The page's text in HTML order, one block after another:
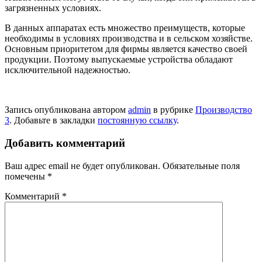
загрязненных условиях.
В данных аппаратах есть множество преимуществ, которые
необходимы в условиях производства и в сельском хозяйстве.
Основным приоритетом для фирмы является качество своей
продукции. Поэтому выпускаемые устройства обладают
исключительной надежностью.
Запись опубликована автором admin в рубрике Производство
3. Добавьте в закладки постоянную ссылку.
Добавить комментарий
Ваш адрес email не будет опубликован. Обязательные поля
помечены *
Комментарий *